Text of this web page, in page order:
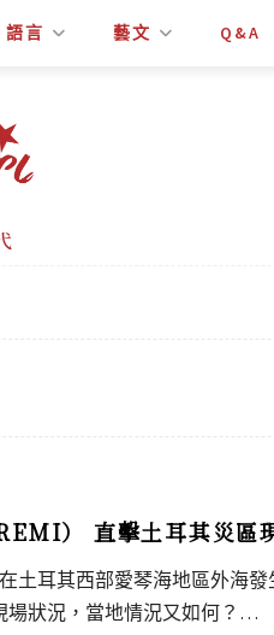
語言 藝文 Q&A
） 直擊土耳其災區
土耳其西部愛琴海地區外海
場狀況，當地情況又如何？…